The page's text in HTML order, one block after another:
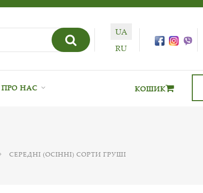
UA
RU
ПРО НАС КОШИК
СЕРЕДНІ (ОСІННІ) СОРТИ ГРУШІ